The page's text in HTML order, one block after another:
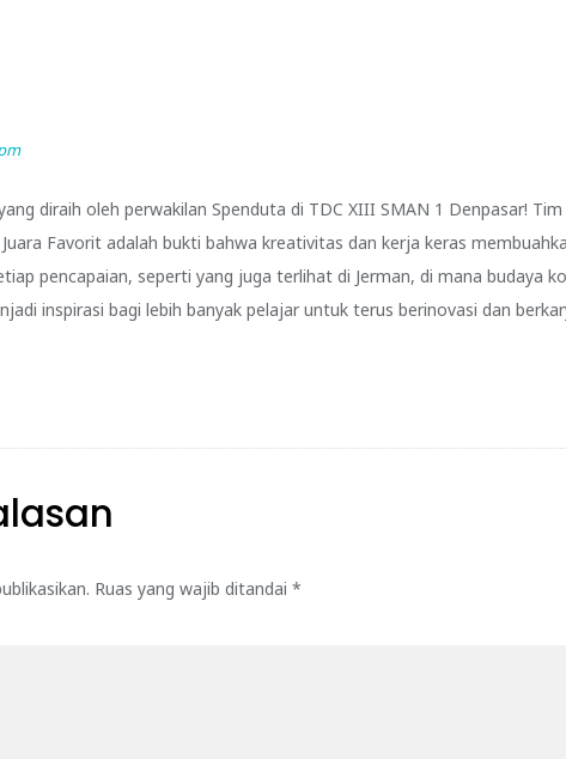
diraih oleh perwakilan Spenduta di TDC XIII SMAN 1 Denpasar!
Favorit adalah bukti bahwa kreativitas dan kerja keras
pencapaian, seperti yang juga terlihat di Jerman, di mana budaya
inspirasi bagi lebih banyak pelajar untuk terus berinovasi dan
Ruas yang wajib ditandai *